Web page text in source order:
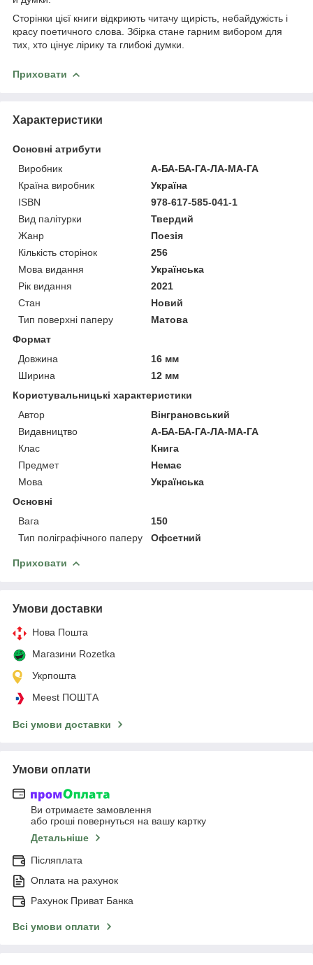
Сторінки цієї книги відкриють читачу щирість, небайдужість і
красу поетичного слова. Збірка стане гарним вибором для
тих, хто цінує лірику та глибокі думки.
Приховати
Характеристики
Основні атрибути
Виробник
А-БА-БА-ГА-ЛА-МА-ГА
Країна виробник
Україна
ISBN
978-617-585-041-1
Вид палітурки
Твердий
Жанр
Поезія
Кількість сторінок
256
Мова видання
Українська
Рік видання
2021
Стан
Новий
Тип поверхні паперу
Матова
Формат
Довжина
16 мм
Ширина
12 мм
Користувальницькі характеристики
Автор
Вінграновський
Видавництво
А-БА-БА-ГА-ЛА-МА-ГА
Клас
Книга
Предмет
Немає
Мова
Українська
Основні
Вага
150
Тип поліграфічного паперу
Офсетний
Приховати
Умови доставки
Нова Пошта
Магазини Rozetka
Укрпошта
Meest ПОШТА
Всі умови доставки
Умови оплати
Ви отримаєте замовлення
або гроші повернуться на вашу картку
Детальніше
Післяплата
Оплата на рахунок
Рахунок Приват Банка
Всі умови оплати